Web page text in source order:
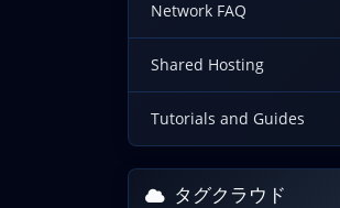
Network FAQ
Shared Hosting
Tutorials and Guides
タグクラウド